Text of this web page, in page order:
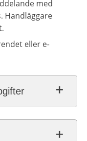
med
Handläggare
eller e-